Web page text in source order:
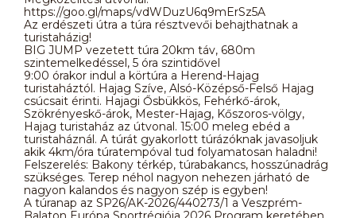
https://goo.gl/maps/vdWDuzU6q9mErSz5A
Az erdészeti útra a túra résztvevői behajthatnak a
turistaházig!
BIG JUMP vezetett túra 20km táv, 680m
szintemelkedéssel, 5 óra szintidővel
9:00 órakor indul a körtúra a Herend-Hajag
turistaháztól. Hajag Szíve, Alsó-Középső-Felső Hajag
csúcsait érinti. Hajagi Ősbükkös, Fehérkő-árok,
Szökrényeskő-árok, Mester-Hajag, Kőszoros-völgy,
Hajag turistaház az útvonal. 15:00 meleg ebéd a
turistaháznál. A túrát gyakorlott túrázóknak javasoljuk
akik 4km/óra túratempóval tud folyamatosan haladni!
Felszerelés: Bakony térkép, túrabakancs, hosszúnadrág
szükséges. Terep néhol nagyon nehezen járható de
nagyon kalandos és nagyon szép is egyben!
A túranap az SP26/AK-2026/440273/1 a Veszprém-